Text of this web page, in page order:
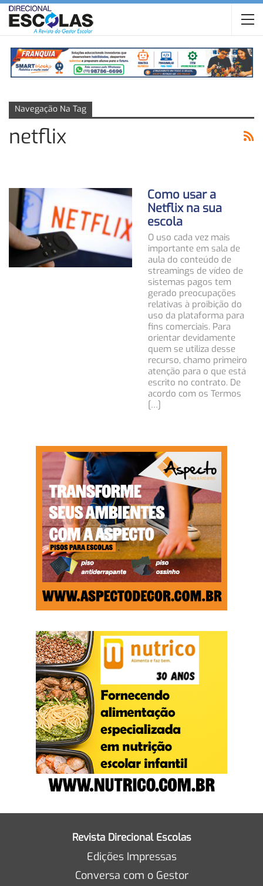
Navegação Na Tag
netflix
Como usar a
Netflix na sua
escola
O uso cada vez mais
importante em sala de
aula do conteúdo de
streamings de vídeo de
sistemas pagos tem
gerado preocupações
relativas à proibição do
uso da plataforma para
fins comerciais. Para
orientar devidamente
quem se utiliza desse
recurso, chamo primeiro
atenção para o que está
escrito no contrato. De
acordo com os Termos
[…]
Revista Direcional Escolas
Edições Impressas
Conversa com o Gestor